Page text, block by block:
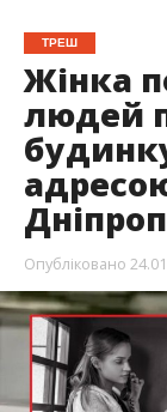
ТРЕШ
Жінка
людей
Опубліковано